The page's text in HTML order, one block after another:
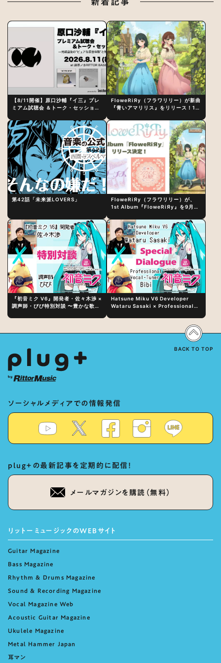
【8/11開催】原口沙輔『イ三』プレ
ミアム試聴会 ＆トーク・セッション
制作秘話
FloweRiЯy（フラワリリー）が新曲
『青いアマリリス』をリリース！1st
第42話「未来派LOVERS」
FloweRiЯy（フラワリリー）が、
1st Album『FloweRiЯy』を9月23
『初音ミク V6』開発者・佐々木渉 ×
調声師・びび特別対談 〜豊かな歌声
Hatsune Miku V6 Developer
Wataru Sasaki × Professional
Vocal Expression Lies in “Love
for the singing characters” and
ソーシャルメディアでの情報発信
plug+の最新記事を定期的に配信！
メールマガジンを購読（無料）
リットーミュージックのWEBサイト
Guitar Magazine
Bass Magazine
Rhythm & Drums Magazine
Sound & Recording Magazine
Vocal Magazine Web
Acoustic Guitar Magazine
Ukulele Magazine
Metal Hammer Japan
耳マン
BACK TO TOP